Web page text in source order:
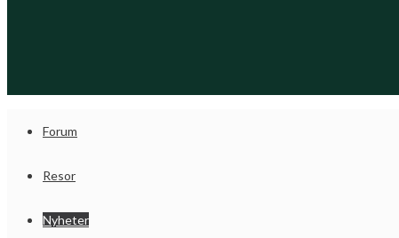
Forum
Resor
Nyheter